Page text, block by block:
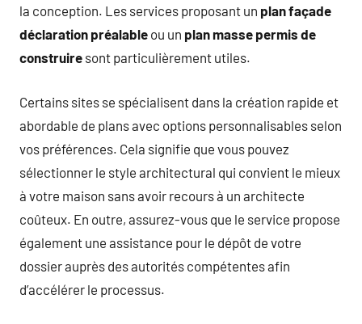
la conception. Les services proposant un plan façade
déclaration préalable ou un plan masse permis de
construire sont particulièrement utiles.
Certains sites se spécialisent dans la création rapide et
abordable de plans avec options personnalisables selon
vos préférences. Cela signifie que vous pouvez
sélectionner le style architectural qui convient le mieux
à votre maison sans avoir recours à un architecte
coûteux. En outre, assurez-vous que le service propose
également une assistance pour le dépôt de votre
dossier auprès des autorités compétentes afin
d’accélérer le processus.